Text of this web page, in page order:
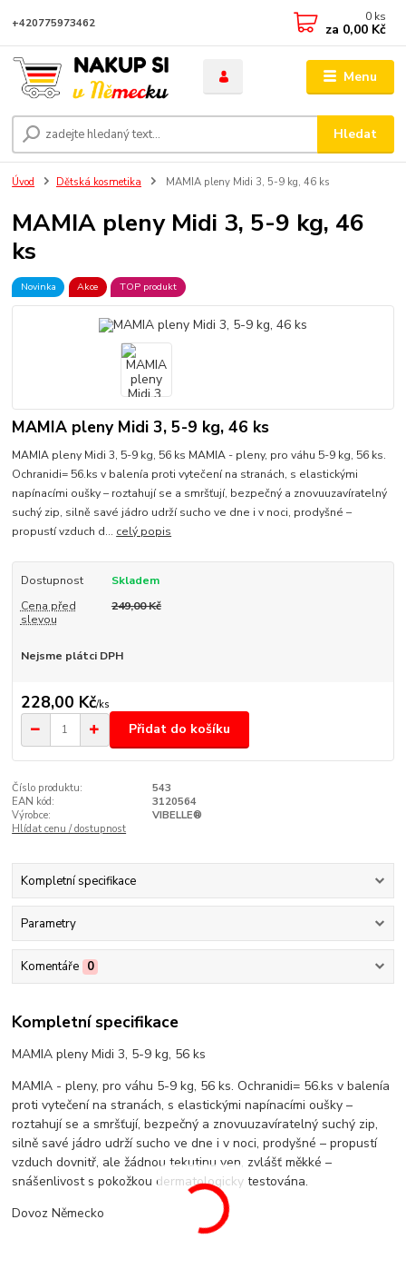
Menu
Hledat
+420775973462 0 ks
za 0,00 Kč
Úvod Dětská kosmetika MAMIA pleny Midi 3, 5-9 kg, 46 ks
MAMIA pleny Midi 3, 5-9 kg, 46
ks
Novinka Akce TOP produkt
MAMIA pleny Midi 3, 5-9 kg, 46 ks
MAMIA pleny Midi 3, 5-9 kg, 56 ks MAMIA - pleny, pro váhu 5-9 kg, 56 ks.
Ochranidi= 56.ks v balenía proti vytečení na stranách, s elastickými
napínacími oušky – roztahují se a smršťují, bezpečný a znovuuzavíratelný
suchý zip, silně savé jádro udrží sucho ve dne i v noci, prodyšné –
propustí vzduch d... celý popis
Dostupnost
Skladem
Cena před
slevou
249,00 Kč
Nejsme plátci DPH
228,00 Kč/ks
Přidat do košíku
Číslo produktu:
543
EAN kód:
3120564
Výrobce:
VIBELLE®
Hlídat cenu / dostupnost
Kompletní specifikace
Parametry
Komentáře 0
Kompletní specifikace
MAMIA pleny Midi 3, 5-9 kg, 56 ks
MAMIA - pleny, pro váhu 5-9 kg, 56 ks. Ochranidi= 56.ks v balenía
proti vytečení na stranách, s elastickými napínacími oušky –
roztahují se a smršťují, bezpečný a znovuuzavíratelný suchý zip,
silně savé jádro udrží sucho ve dne i v noci, prodyšné – propustí
vzduch dovnitř, ale žádnou tekutinu ven, zvlášť měkké –
snášenlivost s pokožkou dermatologicky testována.
Dovoz Německo